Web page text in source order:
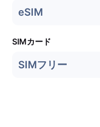
eSIM
SIMカード
SIMフリー